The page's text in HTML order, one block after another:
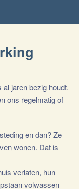
al jaren bezig houdt.
ons regelmatig of
en dan? Ze
wonen. Dat is
verlaten, hun
volwassen